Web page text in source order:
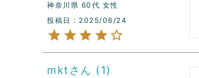
神奈川県 60代 女性
投稿日
2025/06/24
mkt 1